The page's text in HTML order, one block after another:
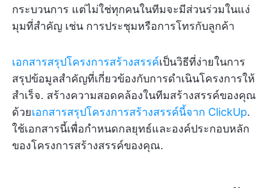
กระบวนการ แต่ไม่ใช่ทุกคนในทีมจะมีส่วนร่วมในแง่
มุมที่สำคัญ เช่น การประชุมหรือการโทรกับลูกค้า
เอกสารสรุปโครงการสร้างสรรค์เป็นวิธีที่ง่ายในการ
สรุปข้อมูลสำคัญที่เกี่ยวข้องกับการดำเนินโครงการให้
สำเร็จ. สร้างความสอดคล้องในทีมสร้างสรรค์ของคุณ
ด้วยเอกสารสรุปโครงการสร้างสรรค์นี้จาก ClickUp.
ใช้เอกสารนี้เพื่อกำหนดกลยุทธ์และองค์ประกอบหลัก
ของโครงการสร้างสรรค์ของคุณ.